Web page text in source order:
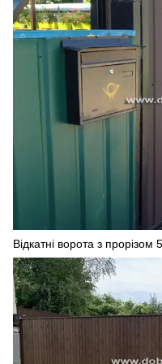
Відкатні ворота з